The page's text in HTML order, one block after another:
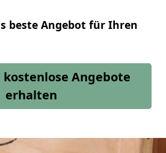
beste Angebot für Ihren
Angebote
erhalten